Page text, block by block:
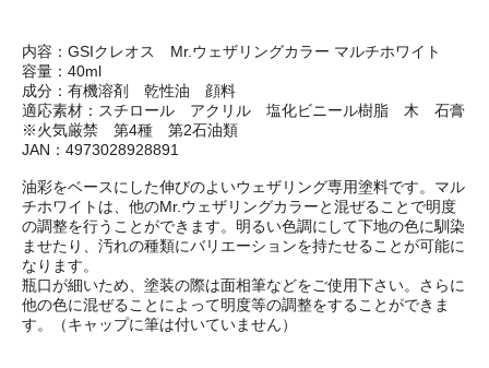
内容：GSIクレオス Mr.ウェザリングカラー マルチホワイト
容量：40ml
成分：有機溶剤 乾性油 顔料
適応素材：スチロール アクリル 塩化ビニール樹脂 木 石膏
※火気厳禁 第4種 第2石油類
JAN：4973028928891
油彩をベースにした伸びのよいウェザリング専用塗料です。マル
チホワイトは、他のMr.ウェザリングカラーと混ぜることで明度
の調整を行うことができます。明るい色調にして下地の色に馴染
ませたり、汚れの種類にバリエーションを持たせることが可能に
なります。
瓶口が細いため、塗装の際は面相筆などをご使用下さい。さらに
他の色に混ぜることによって明度等の調整をすることができま
す。（キャップに筆は付いていません）